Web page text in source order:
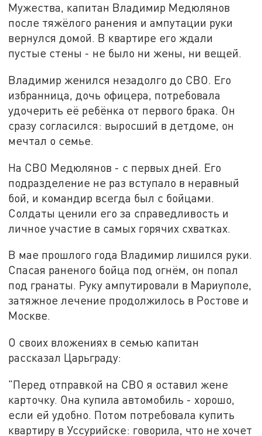
Мужества, капитан Владимир Медюлянов
после тяжёлого ранения и ампутации руки
вернулся домой. В квартире его ждали
пустые стены - не было ни жены, ни вещей.
Владимир женился незадолго до СВО. Его
избранница, дочь офицера, потребовала
удочерить её ребёнка от первого брака. Он
сразу согласился: выросший в детдоме, он
мечтал о семье.
На СВО Медюлянов - с первых дней. Его
подразделение не раз вступало в неравный
бой, и командир всегда был с бойцами.
Солдаты ценили его за справедливость и
личное участие в самых горячих схватках.
В мае прошлого года Владимир лишился руки.
Спасая раненого бойца под огнём, он попал
под гранаты. Руку ампутировали в Мариуполе,
затяжное лечение продолжилось в Ростове и
Москве.
О своих вложениях в семью капитан
рассказал Царьграду:
"Перед отправкой на СВО я оставил жене
карточку. Она купила автомобиль - хорошо,
если ей удобно. Потом потребовала купить
квартиру в Уссурийске: говорила, что не хочет